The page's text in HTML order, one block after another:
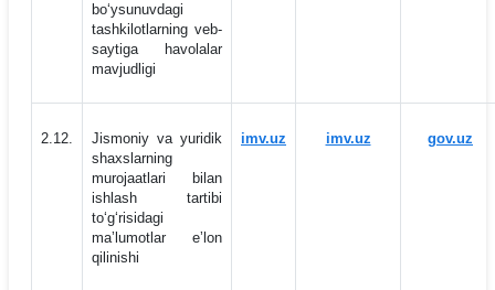
bo‘ysunuvdagi
tashkilotlarning veb-
saytiga havolalar
mavjudligi
2.12.
Jismoniy va yuridik
shaxslarning
murojaatlari bilan
ishlash tartibi
to‘g‘risidagi
maʼlumotlar eʼlon
qilinishi
imv.uz imv.uz gov.uz